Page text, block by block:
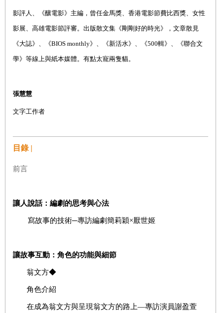
影評人、《釀電影》主編，曾任金馬獎、香港電影節費比西獎、女性
影展、高雄電影節評審。出版散文集《剛剛好的時光》，文章散見
《大誌》、《BIOS monthly》、《新活水》、《500輯》、《聯合文
學》等線上與紙本媒體。有點太寵兩隻貓。
張慧慧
文字工作者
目錄 |
前言
讓人說話：編劇的思考與心法
寫故事的技術─專訪編劇簡莉穎×厭世姬
讓故事互動：角色的功能與細節
翁文方◆
角色介紹
在成為翁文方與呈現翁文方的路上—專訪演員謝盈萱